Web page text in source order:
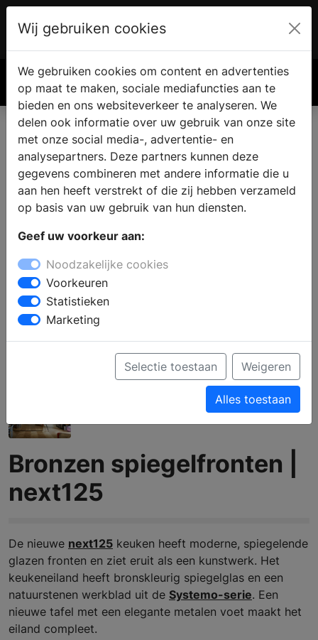
€ 0.00
Bronzen spiegelfronten |
next125
De nieuwe next125 keuken heeft moderne, spiegelende
glazen fronten en ziet eruit als een kunstwerk. Het
keukeneiland heeft bronskleurig spiegelglas en een
natuurstenen werkblad uit de Systemo-serie. Een
nieuwe tafel met een elegante metalen voet maakt het
eiland compleet.
Wij gebruiken cookies
We gebruiken cookies om content en advertenties
op maat te maken, sociale mediafuncties aan te
bieden en ons websiteverkeer te analyseren. We
delen ook informatie over uw gebruik van onze site
met onze social media-, advertentie- en
analysepartners. Deze partners kunnen deze
gegevens combineren met andere informatie die u
aan hen heeft verstrekt of die zij hebben verzameld
op basis van uw gebruik van hun diensten.
Geef uw voorkeur aan:
Noodzakelijke cookies
Voorkeuren
Statistieken
Marketing
Selectie toestaan Weigeren
Alles toestaan